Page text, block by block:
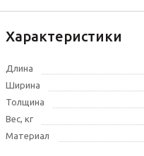
Характеристики
Длина
Ширина
Толщина
Вес, кг
Материал